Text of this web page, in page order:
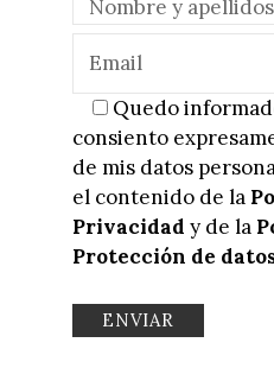
Quedo
consiento
de mis datos
el contenido de la
Privacidad y de la
Protección de